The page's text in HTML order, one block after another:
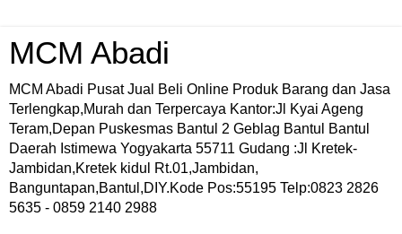
MCM Abadi
MCM Abadi Pusat Jual Beli Online Produk Barang dan Jasa
Terlengkap,Murah dan Terpercaya Kantor:Jl Kyai Ageng
Teram,Depan Puskesmas Bantul 2 Geblag Bantul Bantul
Daerah Istimewa Yogyakarta 55711 Gudang :Jl Kretek-
Jambidan,Kretek kidul Rt.01,Jambidan,
Banguntapan,Bantul,DIY.Kode Pos:55195 Telp:0823 2826
5635 - 0859 2140 2988